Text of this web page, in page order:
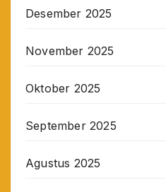
Desember 2025
November 2025
Oktober 2025
September 2025
Agustus 2025